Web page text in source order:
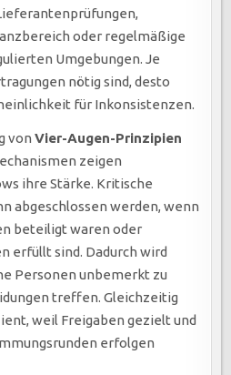
oder regelmäßige
Umgebungen. Je
nötig sind, desto
für Inkonsistenzen.
vonVier-Augen-Prinzipien
zeigen
ihre Stärke. Kritische
abgeschlossen werden, wenn
beteiligt waren oder
erfüllt sind. Dadurch wird
Personen unbemerkt zu
treffen. Gleichzeitig
weil Freigaben gezielt und
erfolgen